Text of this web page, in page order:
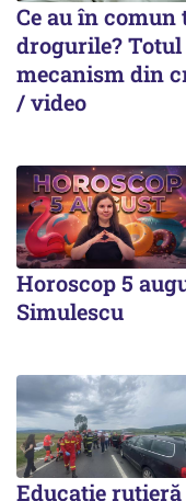
Ce au în
drogurile?
mecanism din
/ video
Horoscop 5
Simulescu
Educație